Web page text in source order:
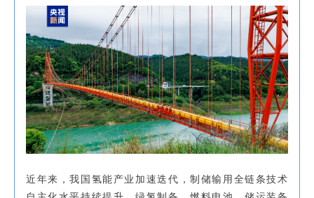
近年来，我国氢能产业加速迭代，制储输用全链条技术